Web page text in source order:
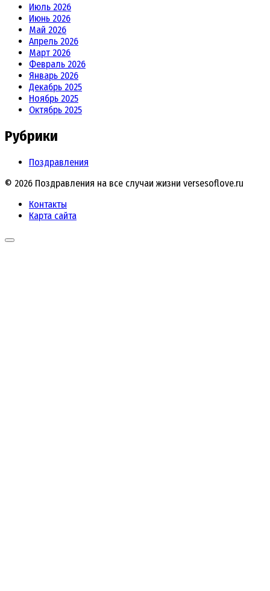
Июль 2026
Июнь 2026
Май 2026
Апрель 2026
Март 2026
Февраль 2026
Январь 2026
Декабрь 2025
Ноябрь 2025
Октябрь 2025
Рубрики
Поздравления
© 2026 Поздравления на все случаи жизни versesoflove.ru
Контакты
Карта сайта